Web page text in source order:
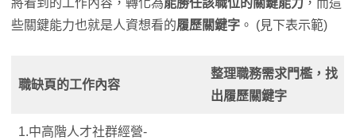
將看到的工作內容，轉化為能勝任該職位的關鍵能力 ，而這
些關鍵能力也就是人資想看的履歷關鍵字 。 (見下表示範)
職缺頁的工作內容
整理職務需求門檻，找
出履歷關鍵字
1.中高階人才社群經營-